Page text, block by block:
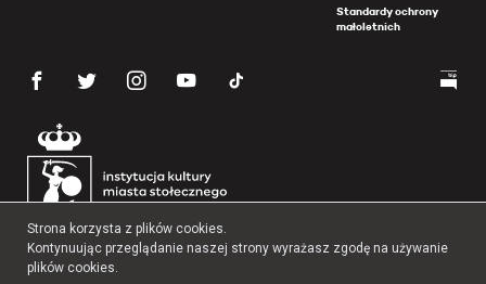
Standardy ochrony
małoletnich
Strona korzysta z plików cookies.
Kontynuując przeglądanie naszej strony wyrażasz zgodę na używanie
plików cookies.